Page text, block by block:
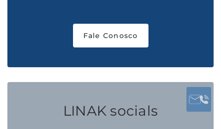
Fale Conosco
LINAK socials